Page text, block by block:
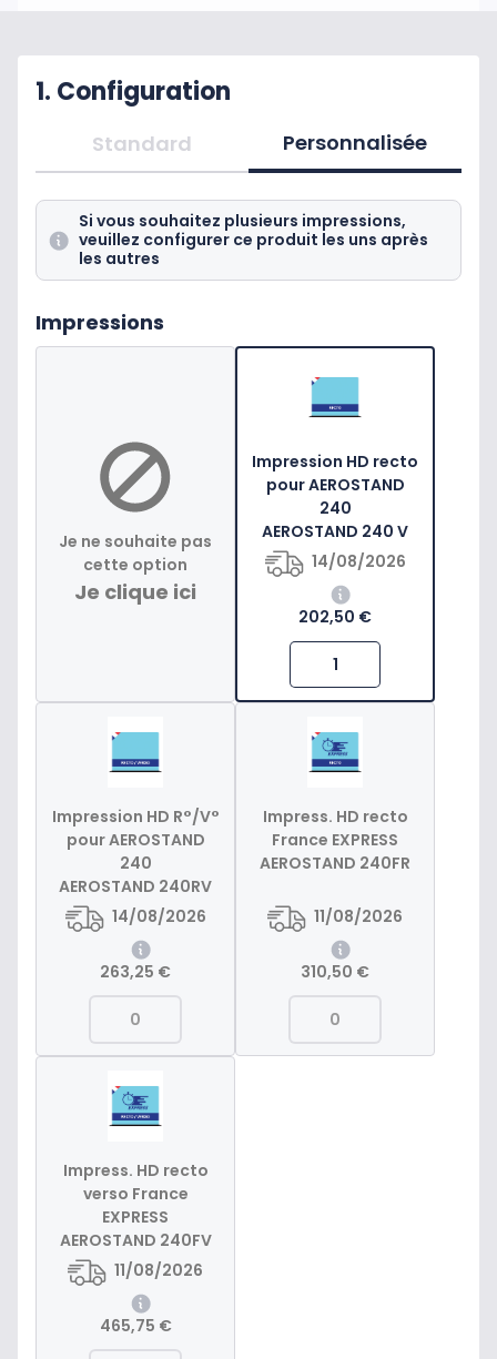
1. Configuration
Standard Personnalisée
Si vous souhaitez plusieurs impressions,
veuillez configurer ce produit les uns après
les autres
Impressions
Je ne souhaite pas
cette option
Je clique ici
Impression HD recto
pour AEROSTAND
240
AEROSTAND 240 V
14/08/2026
202,50 €
Impression HD R°/V°
pour AEROSTAND
240
AEROSTAND 240RV
14/08/2026
263,25 €
Impress. HD recto
France EXPRESS
AEROSTAND 240FR
11/08/2026
310,50 €
Impress. HD recto
verso France
EXPRESS
AEROSTAND 240FV
11/08/2026
465,75 €